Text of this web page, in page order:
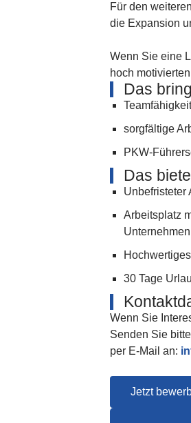
Für den
die Expansion
Wenn Sie eine
hoch
Das
sorgfältige
PKW-
Das
Unbefristeter
Arbeitsplatz
Unternehmen
30 Tage
Wenn Sie
Senden Sie
per E-Mail an:
Jetzt